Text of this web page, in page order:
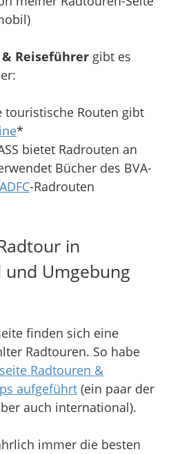
Reiseführer gibt es
touristische Routen gibt
*
bietet Radrouten an
Bücher des BVA-
ADFC-Radrouten
in
und Umgebung
finden sich eine
Radtouren. So habe
Radtouren &
aufgeführt (ein paar der
auch international).
immer die besten